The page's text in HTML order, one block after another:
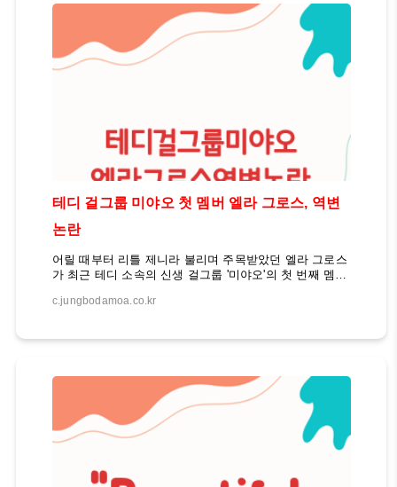
면 좋습니다. 👇✅ 이용주, 5승 도전의 주인공!✅ 산의 5승
비결! 꿈의 무대 열전 목차 도전! 꿈의 무대, 평범한 사람
들의 특별한 무대도전! 꿈의 무대는 수요일마다 생방송으
로 진행되는 전국 이야기 대회입니다. 이 코너에 출연하
는 사람들은 평범한 직장인,..
테디 걸그룹 미야오 첫 멤버 엘라 그로스, 역변
논란
어릴 때부터 리틀 제니라 불리며 주목받았던 엘라 그로스
가 최근 테디 소속의 신생 걸그룹 '미야오'의 첫 번째 멤버
는 말이 나오고 있지만, 여전히 예쁘게 자랐다는 평가가
소속의 신생 걸그룹 '미야오'의 첫 번째 멤버로 공개되면
서, 그녀의 외모 변화에 대한 관심이 높아지고 있습니다.
이번 기회를 통해 엘라 그로스의 성장 과정과 데뷔 소식
이 가지는 의미를 살펴보고자 합니다. 엘라 그로스, 어릴
때부터 주목받은 리틀 제니엘라 그로스는 어..
c.jungbodamoa.co.kr